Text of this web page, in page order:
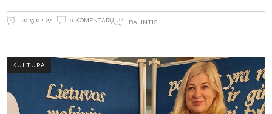
2025-02-27 0 KOMENTARŲ DALINTIS
KULTŪRA